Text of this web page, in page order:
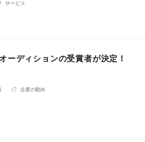
サービス
ーディションの受賞者が決定！
企業の動向